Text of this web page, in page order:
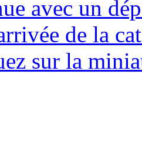
avec un
de la
sur la